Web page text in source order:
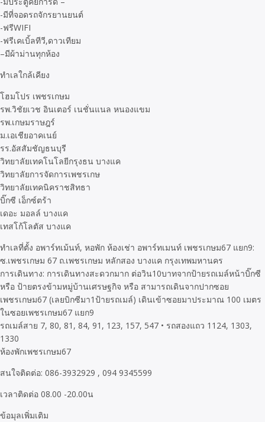
-มีที่จอดรถจักรยานยนต์
-ฟรีWIFI
-ฟรีเคเบิ้ลทีวี,ดาวเทียม
–มีผ้าม่านทุกห้อง
ทําเลใกล้เคียง
โฮมโปร เพชรเกษม
รพ.วิชัยเวช อินเตอร์ เนชั่นแนล หนองแขม
รพ.เกษมราษฎร์
ม.เอเชียอาคเนย์
รร.อัสสัมชัญธนบุรี
วิทยาลัยเทคโนโลยีกรุงธน บางแค
วิทยาลัยการจัดการเพชรเกษ
วิทยาลัยเทคนิคราชสิทธา
บิ๊กซี เอ็กซ์ตร้า
เดอะ มอลล์ บางแค
เทสโก้โลตัส บางแค
ทำเลที่ตั้ง อพาร์ทเม้นท์, หอพัก ห้องเช่า อพาร์ทเมนท์ เพชรเกษม67 แยก9:
ซ.เพชรเกษม 67 ถ.เพชรเกษม หลักสอง บางแค กรุงเทพมหานคร
การเดินทาง: การเดินทางสะดวกมาก ต่อวิน10บาทจากป้ายรถเมล์หน้าบิ๊กซี
หรือ ป้ายตรงข้ามหมู่บ้านเศรษฐกิจ หรือ สามารถเดินจากปากซอย
เพชรเกษม67 (เลยบิกซีมา1ป้ายรถเมล์) เดินเข้าซอยมาประมาณ 100 เมตร
ในซอยเพชรเกษม67 แยก9
รถเมล์สาย 7, 80, 81, 84, 91, 123, 157, 547 • รถสองแถว 1124, 1303,
1330
ห้องพักเพชรเกษม67
สนใจติดต่อ: 086-3932929 , 094 9345599
เวลาติดต่อ 08.00 -20.00น
ข้อมุลเพิ่มเติม